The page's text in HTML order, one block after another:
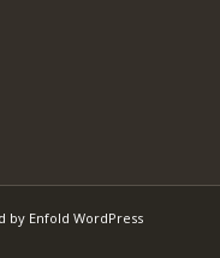
by Enfold WordPress